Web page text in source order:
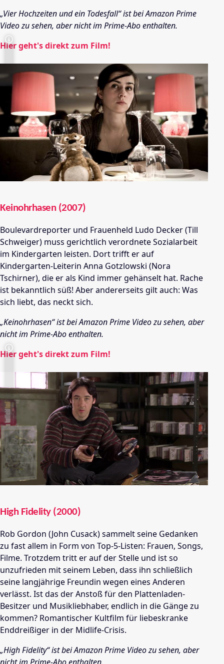
„Vier Hochzeiten und ein Todesfall“ ist bei Amazon Prime
Video zu sehen, aber nicht im Prime-Abo enthalten.
Hier geht's direkt zum Film!
Keinohrhasen (2007)
Boulevardreporter und Frauenheld Ludo Decker (Till
Schweiger) muss gerichtlich verordnete Sozialarbeit
im Kindergarten leisten. Dort trifft er auf
Kindergarten-Leiterin Anna Gotzlowski (Nora
Tschirner), die er als Kind immer gehänselt hat. Rache
ist bekanntlich süß! Aber andererseits gilt auch: Was
sich liebt, das neckt sich.
„Keinohrhasen“ ist bei Amazon Prime Video zu sehen, aber
nicht im Prime-Abo enthalten.
Hier geht's direkt zum Film!
High Fidelity (2000)
Rob Gordon (John Cusack) sammelt seine Gedanken
zu fast allem in Form von Top-5-Listen: Frauen, Songs,
Filme. Trotzdem tritt er auf der Stelle und ist so
unzufrieden mit seinem Leben, dass ihn schließlich
seine langjährige Freundin wegen eines Anderen
verlässt. Ist das der Anstoß für den Plattenladen-
Besitzer und Musikliebhaber, endlich in die Gänge zu
kommen? Romantischer Kultfilm für liebeskranke
Enddreißiger in der Midlife-Crisis.
„High Fidelity“ ist bei Amazon Prime Video zu sehen, aber